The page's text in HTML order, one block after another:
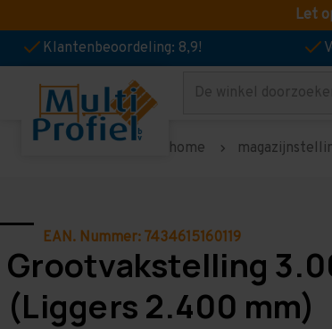
Let
Klantenbeoordeling: 8,9!
Zoeken
home
EAN. Nummer: 7434615160119
Grootvakstelling
(Liggers 2.400 mm)